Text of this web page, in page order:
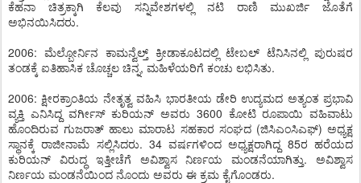
ಕೆಹನಾ ಚಿತ್ರಕ್ಕಾಗಿ ಕೆಲವು ಸನ್ನಿವೇಶಗಳಲ್ಲಿ ನಟಿ ರಾಣಿ ಮುಖರ್ಜಿ ಜೊತೆಗೆ
ಅಭಿನಯಿಸಿದರು.
2006: ಮೆಲ್ಬೋರ್ನಿನ ಕಾಮನ್ವೆಲ್ತ್ ಕ್ರೀಡಾಕೂಟದಲ್ಲಿ ಟೇಬಲ್ ಟೆನಿಸಿನಲ್ಲಿ ಪುರುಷರ
ತಂಡಕ್ಕೆ ಐತಿಹಾಸಿಕ ಚೊಚ್ಚಲ ಚಿನ್ನ, ಮಹಿಳೆಯರಿಗೆ ಕಂಚು ಲಭಿಸಿತು.
2006: ಕ್ಷೀರಕ್ರಾಂತಿಯ ನೇತೃತ್ವ ವಹಿಸಿ ಭಾರತೀಯ ಡೇರಿ ಉದ್ಯಮದ ಅತ್ಯಂತ ಪ್ರಭಾವಿ
ವ್ಯಕ್ತಿ ಎನಿಸಿದ್ದ ವರ್ಗೀಸ್ ಕುರಿಯನ್ ಅವರು 3600 ಕೋಟಿ ರೂಪಾಯಿ ವಹಿವಾಟು
ಹೊಂದಿರುವ ಗುಜರಾತ್ ಹಾಲು ಮಾರಾಟ ಸಹಕಾರ ಸಂಘದ (ಜಿಸಿಎಂಸಿಎಫ್) ಅಧ್ಯಕ್ಷ
ಸ್ಥಾನಕ್ಕೆ ರಾಜೀನಾಮೆ ಸಲ್ಲಿಸಿದರು. 34 ವರ್ಷಗಳಿಂದ ಅಧ್ಯಕ್ಷರಾಗಿದ್ದ 85ರ ಹರೆಯದ
ಕುರಿಯನ್ ವಿರುದ್ಧ ಇತ್ತೀಚೆಗೆ ಅವಿಶ್ವಾಸ ನಿರ್ಣಯ ಮಂಡನೆಯಾಗಿತ್ತು. ಅವಿಶ್ವಾಸ
ನಿರ್ಣಯ ಮಂಡನೆಯಿಂದ ನೊಂದು ಅವರು ಈ ಕ್ರಮ ಕೈಗೊಂಡರು.